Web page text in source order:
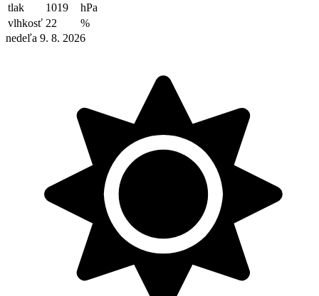
tlak
1019
hPa
vlhkosť 22
%
nedeľa 9. 8. 2026